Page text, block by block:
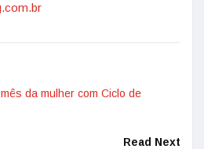
da mulher com Ciclo de
Read Next